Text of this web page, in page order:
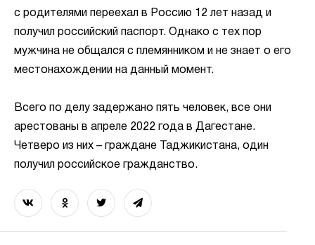
с родителями переехал в Россию 12 лет назад и
получил российский паспорт. Однако с тех пор
мужчина не общался с племянником и не знает о его
местонахождении на данный момент.
Всего по делу задержано пять человек, все они
арестованы в апреле 2022 года в Дагестане.
Четверо из них – граждане Таджикистана, один
получил российское гражданство.